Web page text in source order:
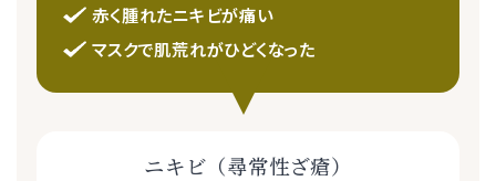
赤く腫れたニキビが痛い
マスクで肌荒れがひどくなった
ニキビ（尋常性ざ瘡）